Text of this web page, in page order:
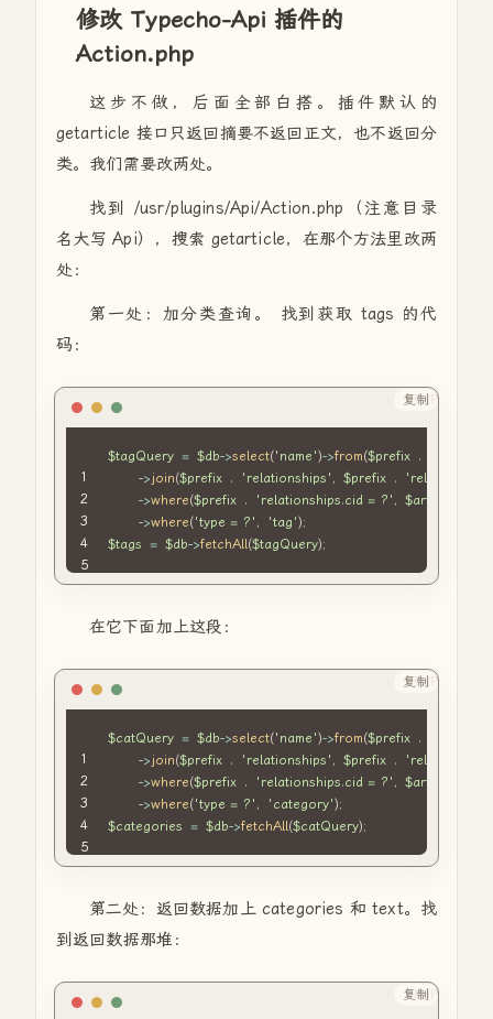
修改 Typecho-Api 插件的
Action.php
这步不做，后面全部白搭。插件默认的
getarticle 接口只返回摘要不返回正文，也不返回分
类。我们需要改两处。
找到 /usr/plugins/Api/Action.php（注意目录
名大写 Api），搜索 getarticle，在那个方法里改两
处：
第一处：加分类查询。 找到获取 tags 的代
码：
$tagQuery = $db->select('name')->from($prefix .
-> join($prefix . 'relationships' , $prefix .
->where($prefix . 'relationships.cid = ?' , $article
->where('type = ?' , 'tag');
$tags = $db->fetchAll($tagQuery);
复制PHP
在它下面加上这段：
$catQuery = $db->select('name')->from($prefix .
-> join($prefix . 'relationships' , $prefix .
->where($prefix . 'relationships.cid = ?' , $article
->where('type = ?' , 'category');
$categories = $db->fetchAll($catQuery);
复制PHP
第二处：返回数据加上 categories 和 text。找
到返回数据那堆：
复制PHP